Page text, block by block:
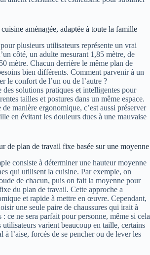
aménagée, adaptée à toute la famille
plusieurs utilisateurs représente un vrai
côté, un adulte mesurant 1,85 mètre, de
mètre. Chacun derrière le même plan de
bien différents. Comment parvenir à un
le confort de l’un ou de l’autre ?
des solutions pratiques et intelligentes pour
tailles et postures dans un même espace.
manière ergonomique, c’est aussi préserver
en évitant les douleurs dues à une mauvaise
de plan de travail fixe basée sur une moyenne
consiste à déterminer une hauteur moyenne
qui utilisent la cuisine. Par exemple, on
de chacun, puis on fait la moyenne pour
du plan de travail. Cette approche a
et rapide à mettre en œuvre. Cependant,
une seule paire de chaussures qui irait à
: ce ne sera parfait pour personne, même si cela
varient beaucoup en taille, certains
à l’aise, forcés de se pencher ou de lever les